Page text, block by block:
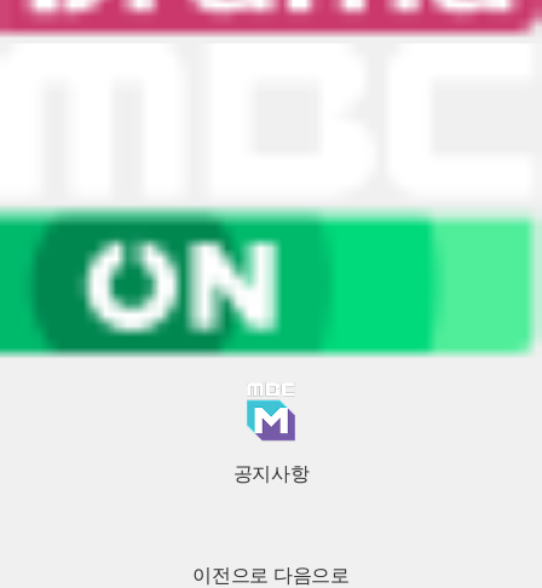
공지사항
이전으로 다음으로